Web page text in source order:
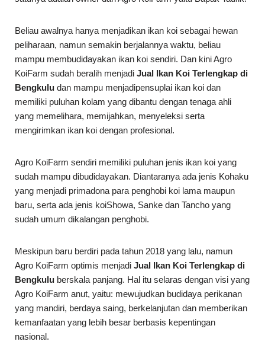
Beliau awalnya hanya menjadikan ikan koi sebagai hewan
peliharaan, namun semakin berjalannya waktu, beliau
mampu membudidayakan ikan koi sendiri. Dan kini Agro
KoiFarm sudah beralih menjadi Jual Ikan Koi Terlengkap di
Bengkulu dan mampu menjadipensuplai ikan koi dan
memiliki puluhan kolam yang dibantu dengan tenaga ahli
yang memelihara, memijahkan, menyeleksi serta
mengirimkan ikan koi dengan profesional.
Agro KoiFarm sendiri memiliki puluhan jenis ikan koi yang
sudah mampu dibudidayakan. Diantaranya ada jenis Kohaku
yang menjadi primadona para penghobi koi lama maupun
baru, serta ada jenis koiShowa, Sanke dan Tancho yang
sudah umum dikalangan penghobi.
Meskipun baru berdiri pada tahun 2018 yang lalu, namun
Agro KoiFarm optimis menjadi Jual Ikan Koi Terlengkap di
Bengkulu berskala panjang. Hal itu selaras dengan visi yang
Agro KoiFarm anut, yaitu: mewujudkan budidaya perikanan
yang mandiri, berdaya saing, berkelanjutan dan memberikan
kemanfaatan yang lebih besar berbasis kepentingan
nasional.